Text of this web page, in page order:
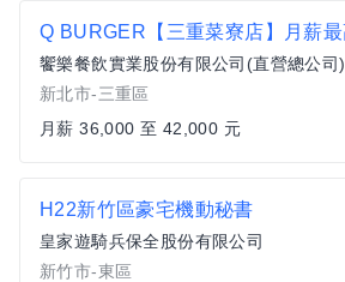
饗樂餐飲實業股份有限公司(直營總公司)
新北市-三重區
月薪 36,000 至 42,000 元
H22新竹區豪宅機動秘書
皇家遊騎兵保全股份有限公司
新竹市-東區